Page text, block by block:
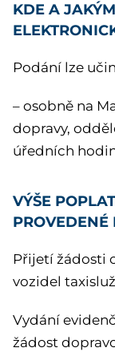
KDE A
Podání lze
– osobně na
dopravy,
úředních
VÝŠE
PROVEDENÉ
Přijetí žádosti
vozidel
Vydání
žádost